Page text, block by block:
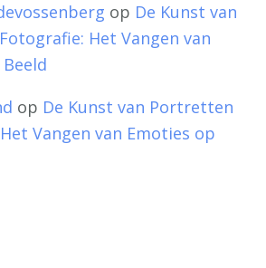
op De Kunst van
Het Vangen van
op De Kunst van Portretten
Vangen van Emoties op